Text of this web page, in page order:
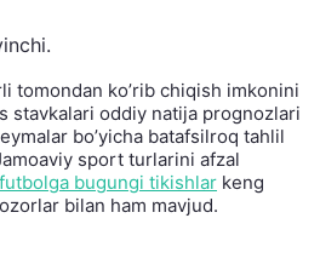
tomondan ko’rib chiqish imkonini
stavkalari oddiy natija prognozlari
bo’yicha batafsilroq tahlil
sport turlarini afzal
futbolga bugungi tikishlar keng
bilan ham mavjud.